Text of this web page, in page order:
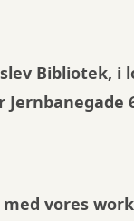
Bibliotek,
vores